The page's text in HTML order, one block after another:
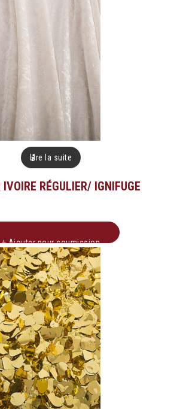
Lire la suite
IVOIRE RÉGULIER/ IGNIFUGE
+ Ajouter pour soumission